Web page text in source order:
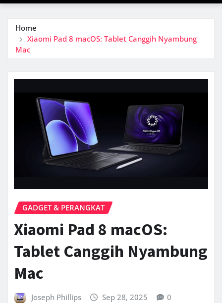
Home
Xiaomi Pad 8 macOS: Tablet Canggih Nyambung
Mac
GADGET & PERANGKAT
Xiaomi Pad 8 macOS:
Tablet Canggih Nyambung
Mac
Joseph Phillips Sep 28, 2025 0